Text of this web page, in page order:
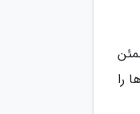
کاملا مطمئن
را